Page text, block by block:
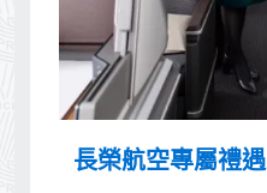
長榮航空專屬禮遇